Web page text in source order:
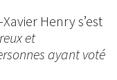
Henry s’est
et
ayant voté